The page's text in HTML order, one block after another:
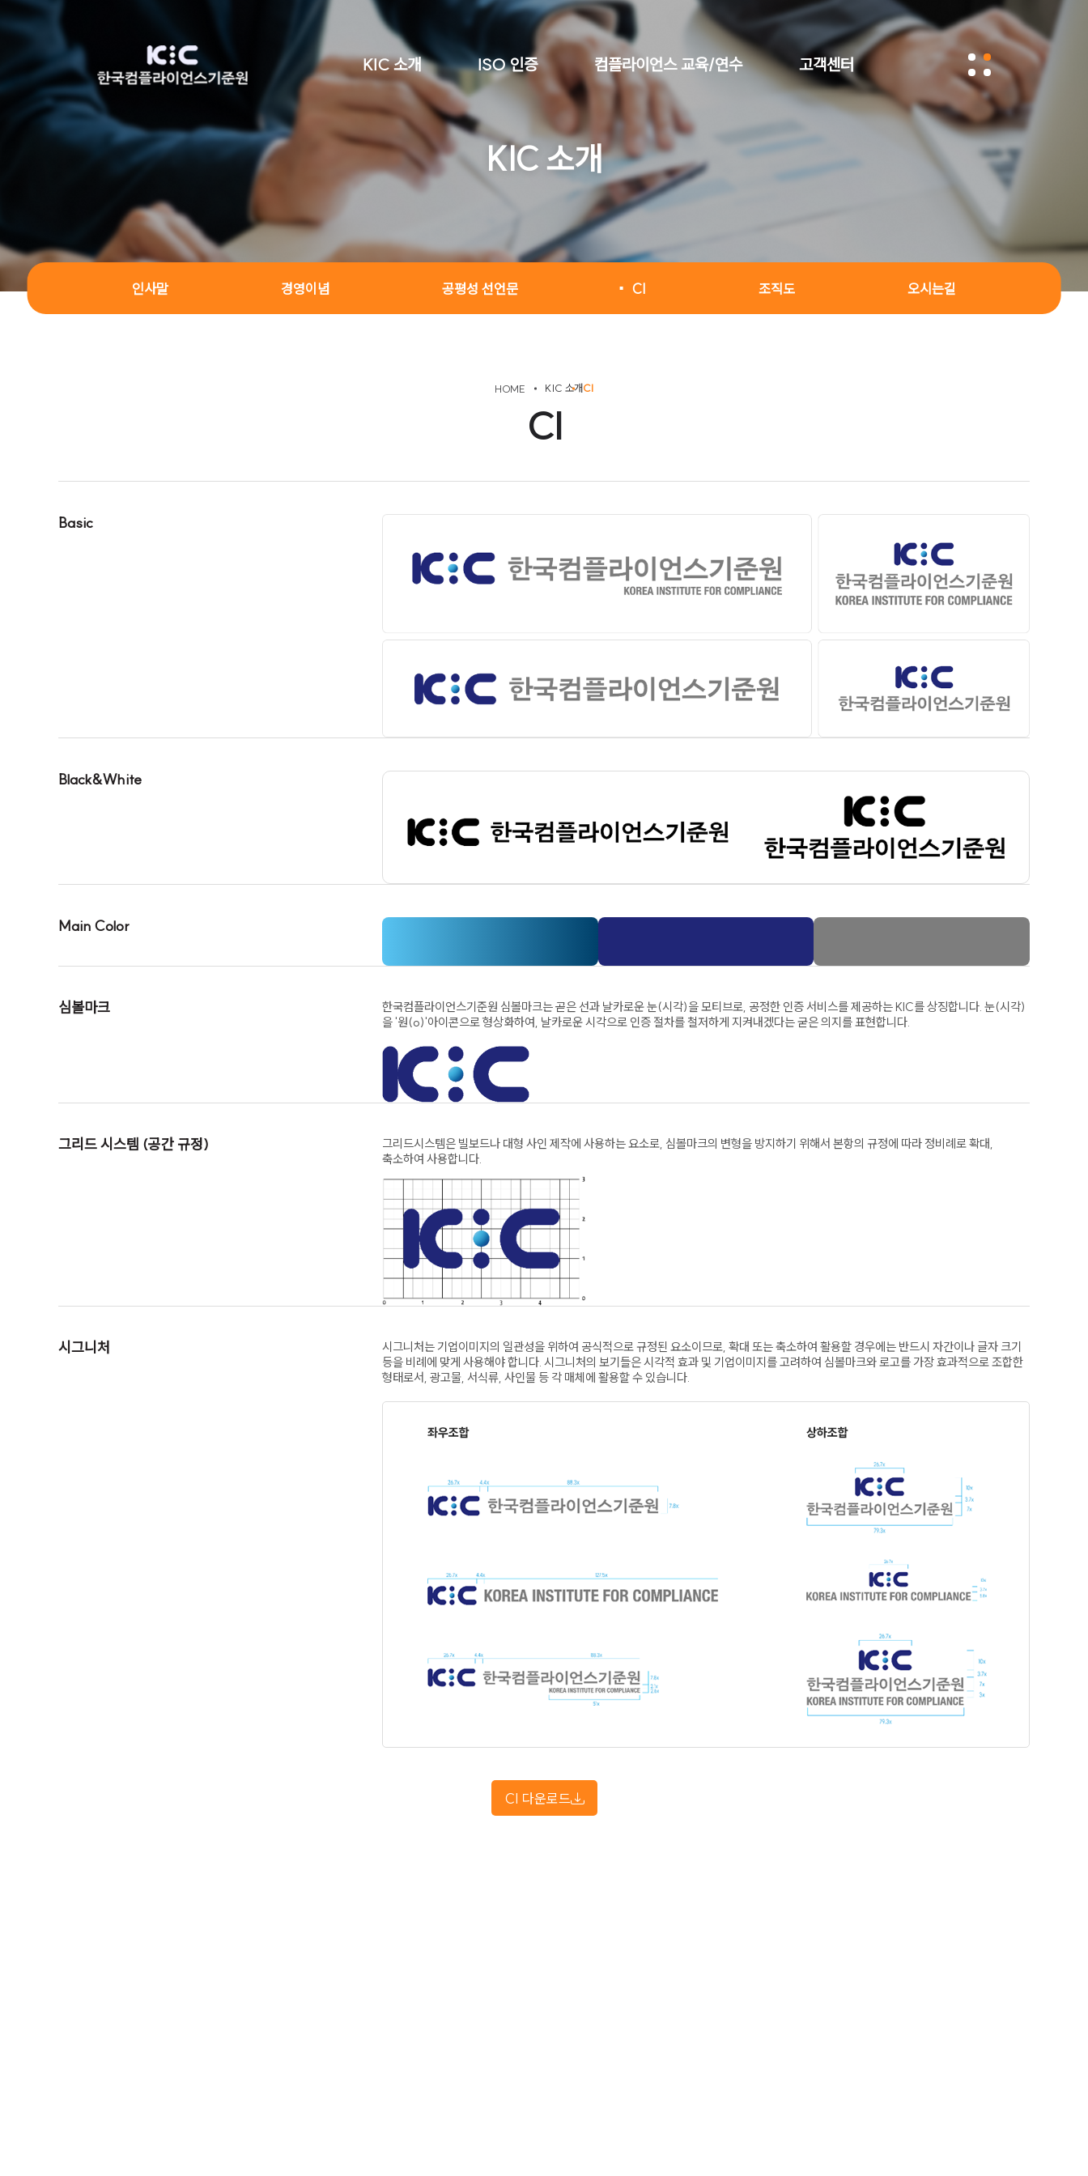
KIC 소개 ISO 인증 컴플라이언스 교육/연수 고객센터
KIC 소개
인사말 경영이념 공평성 선언문 CI 조직도 오시는길
KIC 소개CI
CI
Basic
Black&White
Main Color
심볼마크
한국컴플라이언스기준원 심볼마크는 곧은 선과 날카로운 눈(시각)을 모티브로, 공정한 인증 서비스를 제공하는 KIC를 상징합니다. 눈(시각)
을 '원(o)'아이콘으로 형상화하여, 날카로운 시각으로 인증 절차를 철저하게 지켜내겠다는 굳은 의지를 표현합니다.
그리드 시스템 (공간 규정)
그리드시스템은 빌보드나 대형 사인 제작에 사용하는 요소로, 심볼마크의 변형을 방지하기 위해서 본항의 규정에 따라 정비례로 확대,
축소하여 사용합니다.
시그니처
시그니처는 기업이미지의 일관성을 위하여 공식적으로 규정된 요소이므로, 확대 또는 축소하여 활용할 경우에는 반드시 자간이나 글자 크기
등을 비례에 맞게 사용해야 합니다. 시그니처의 보기들은 시각적 효과 및 기업이미지를 고려하여 심볼마크와 로고를 가장 효과적으로 조합한
형태로서, 광고물, 서식류, 사인물 등 각 매체에 활용할 수 있습니다.
CI 다운로드